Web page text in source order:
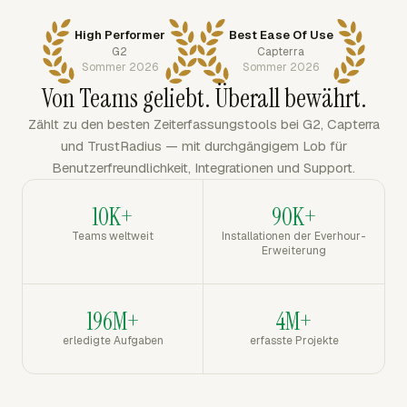
High Performer
G2
Sommer 2026
Best Ease Of Use
Capterra
Sommer 2026
Von Teams geliebt. Überall bewährt.
Zählt zu den besten Zeiterfassungstools bei G2, Capterra
und TrustRadius — mit durchgängigem Lob für
Benutzerfreundlichkeit, Integrationen und Support.
10K+
Teams weltweit
90K+
Installationen der Everhour-
Erweiterung
196M+
erledigte Aufgaben
4M+
erfasste Projekte